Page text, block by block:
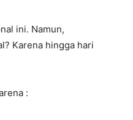
ini. Namun,
Karena hingga hari
: